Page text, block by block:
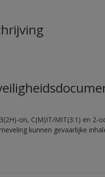
on, C(M)IT/MIT(3:1) en 2-
kunnen gevaarlijke